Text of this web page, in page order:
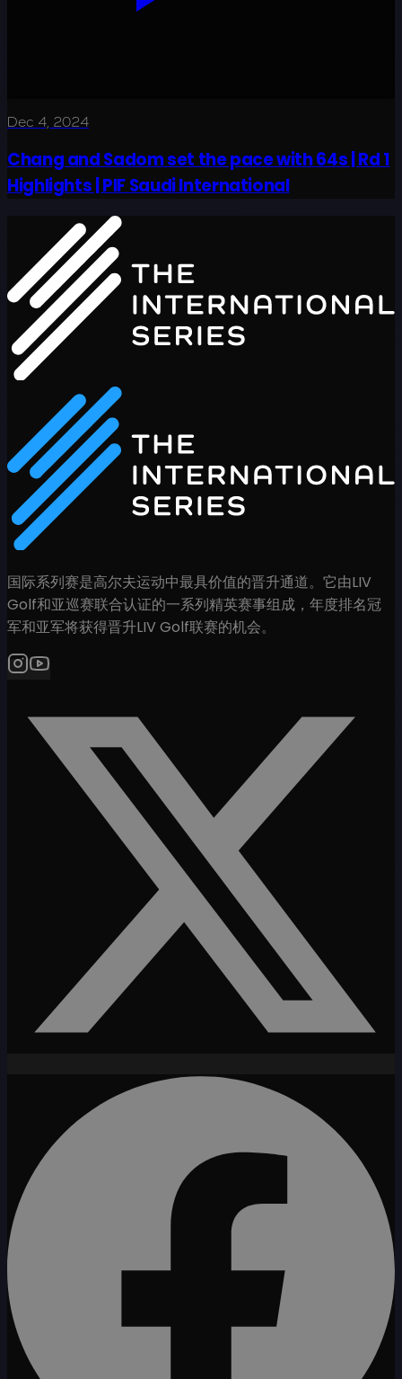
Dec 4, 2024
Chang and Sadom set the pace with 64s | Rd 1
Highlights | PIF Saudi International
国际系列赛是高尔夫运动中最具价值的晋升通道。它由LIV
Golf和亚巡赛联合认证的一系列精英赛事组成，年度排名冠
军和亚军将获得晋升LIV Golf联赛的机会。